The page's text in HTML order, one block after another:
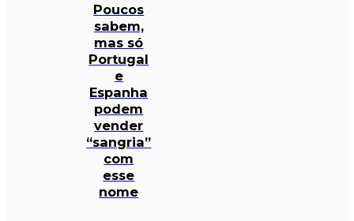
Poucos
sabem,
mas só
Portugal
e
Espanha
podem
vender
“sangria”
com
esse
nome